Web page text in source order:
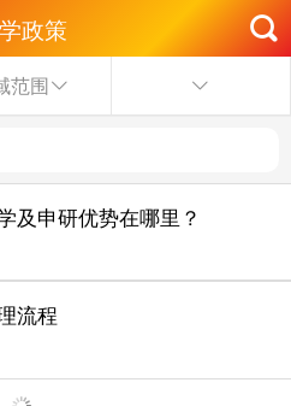
政策
范围
及申研优势在哪里？
流程